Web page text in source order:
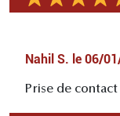
Nahil S. le 06/
Prise de